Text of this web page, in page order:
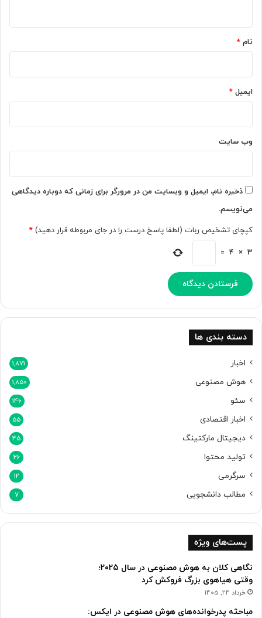
و
ا
ن
غ
ل
ط
ا
د
ر
د
ا
س
ا
ن‌
و
ه
ر
ت
ل
ت
ی
ر
م
ا
ی
ک
د
نام *
ایمیل *
وب‌ سایت
ذخیره نام، ایمیل و وبسایت من در مرورگر برای زمانی که دوباره دیدگاهی
می‌نویسم.
کپچای تشخیص ربات (لطفا پاسخ درست را در جای مربوطه قرار دهید) *
3
×
4
=
دسته بندی ها
اخبار 1,871
هوش مصنوعی 1,850
سئو 146
اخبار اقتصادی 55
دیجیتال مارکتینگ 45
تولید محتوا 26
سرگرمی 12
مطالب دانشجویی 7
پست‌های ویژه
نگاهی کلان به هوش مصنوعی در سال ۲۰۲۵؛
وقتی هیاهوی بزرگ فروکش کرد
خرداد 24, 1405
مباحثه پدرخوانده‌های هوش مصنوعی در ایکس: